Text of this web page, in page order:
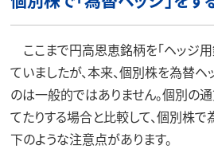
ここまで円高恩恵銘柄を「ヘッジ用
ていましたが、本来、個別株を為替ヘ
のは一般的ではありません。個別の
てたりする場合と比較して、個別株
下のような注意点があります。